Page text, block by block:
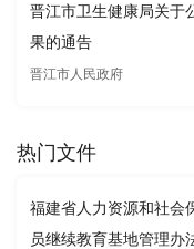
晋江市卫生健康局关于
果的通告
晋江市人民政府
热门文件
福建省人力资源和社会
员继续教育基地管理办